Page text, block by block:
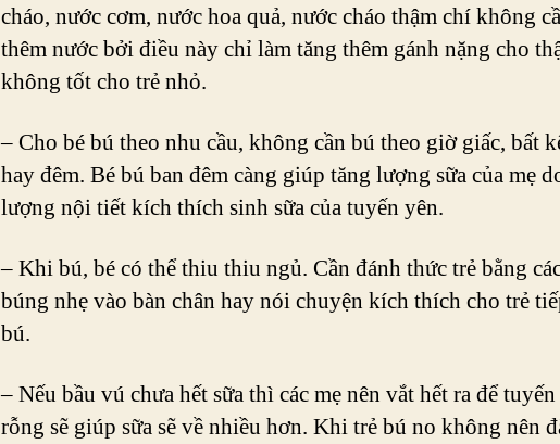
cháo, nước cơm, nước hoa quả, nước cháo thậm chí không
thêm nước bởi điều này chỉ làm tăng thêm gánh nặng cho
không tốt cho trẻ nhỏ.
– Cho bé bú theo nhu cầu, không cần bú theo giờ giấc, bất
hay đêm. Bé bú ban đêm càng giúp tăng lượng sữa của mẹ
lượng nội tiết kích thích sinh sữa của tuyến yên.
– Khi bú, bé có thể thiu thiu ngủ. Cần đánh thức trẻ bằng
búng nhẹ vào bàn chân hay nói chuyện kích thích cho trẻ
bú.
– Nếu bầu vú chưa hết sữa thì các mẹ nên vắt hết ra để tuyến
rỗng sẽ giúp sữa sẽ về nhiều hơn. Khi trẻ bú no không nên